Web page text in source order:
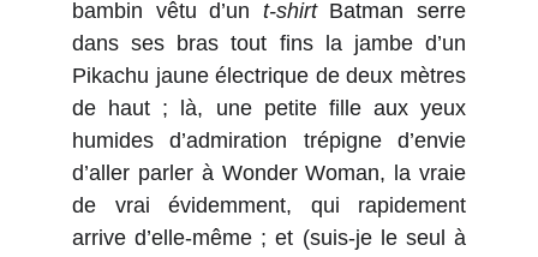
bambin vêtu d’un t-shirtBatman serre
dans ses bras tout fins la jambe d’un
Pikachu jaune électrique de deux mètres
de haut ; là, une petite fille aux yeux
humides d’admiration trépigne d’envie
d’aller parler à Wonder Woman, la vraie
de vrai évidemment, qui rapidement
arrive d’elle-même ; et (suis-je le seul à